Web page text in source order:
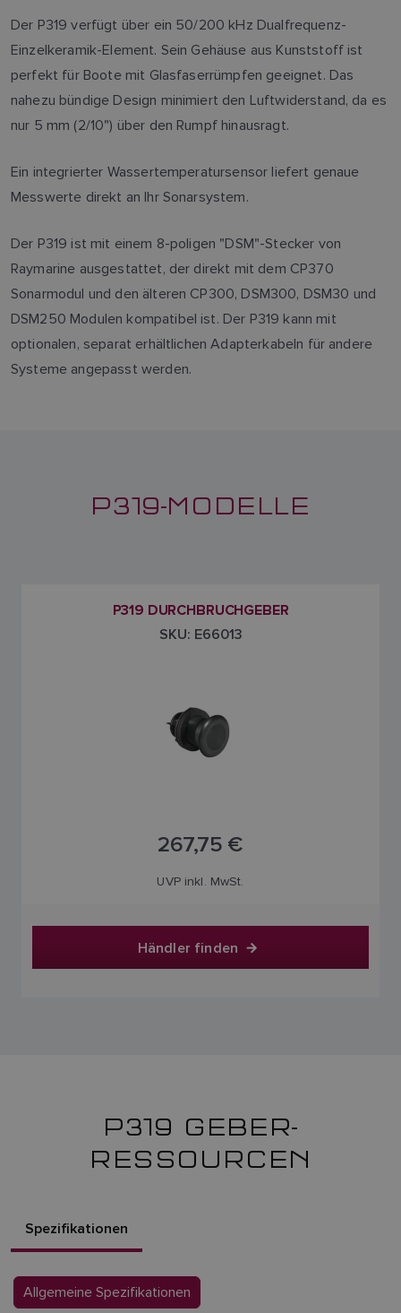
Der P319 verfügt über ein 50/200 kHz Dualfrequenz-
Einzelkeramik-Element. Sein Gehäuse aus Kunststoff ist
perfekt für Boote mit Glasfaserrümpfen geeignet. Das
nahezu bündige Design minimiert den Luftwiderstand, da es
nur 5 mm (2/10") über den Rumpf hinausragt.
Ein integrierter Wassertemperatursensor liefert genaue
Messwerte direkt an Ihr Sonarsystem.
Der P319 ist mit einem 8-poligen "DSM"-Stecker von
Raymarine ausgestattet, der direkt mit dem CP370
Sonarmodul und den älteren CP300, DSM300, DSM30 und
DSM250 Modulen kompatibel ist. Der P319 kann mit
optionalen, separat erhältlichen Adapterkabeln für andere
Systeme angepasst werden.
P319-MODELLE
P319 DURCHBRUCHGEBER
SKU: E66013
267,75 €
UVP inkl. MwSt.
Händler finden
P319 GEBER-
RESSOURCEN
Spezifikationen
Allgemeine Spezifikationen